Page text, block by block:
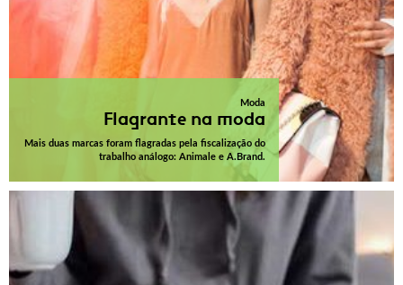
Moda
Flagrante na moda
Mais duas marcas foram flagradas pela fiscalização do
trabalho análogo: Animale e A.Brand.